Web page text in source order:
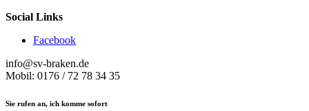
Social Links
Facebook
info@sv-braken.de
Mobil: 0176 / 72 78 34 35
Sie rufen an, ich komme sofort